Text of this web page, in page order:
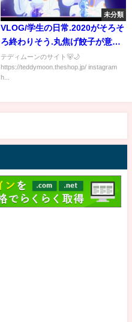
未分類
VLOG/学生の日常.2020がそろそ
ろ終わりそう.丸焦げ餃子が意外
と美味しかった.最近飲めるよう
になったビールで乾杯
テディムーンのサイト🐻🌙
https://teddymoon.theshop.jp/ instagram
h...